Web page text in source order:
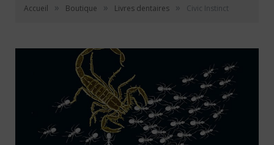
Accueil » Boutique » Livres dentaires » Civic Instinct